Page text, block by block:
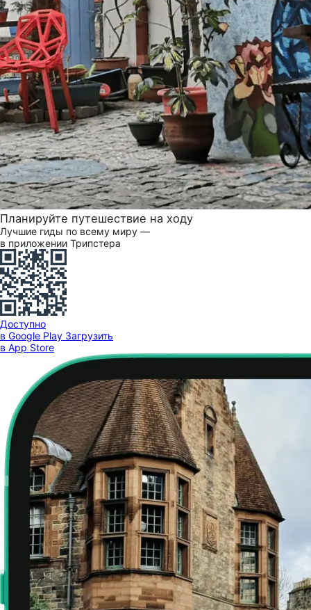
Планируйте путешествие на ходу
Лучшие гиды по всему миру —
в приложении Трипстера
Доступно
в Google Play Загрузить
в App Store